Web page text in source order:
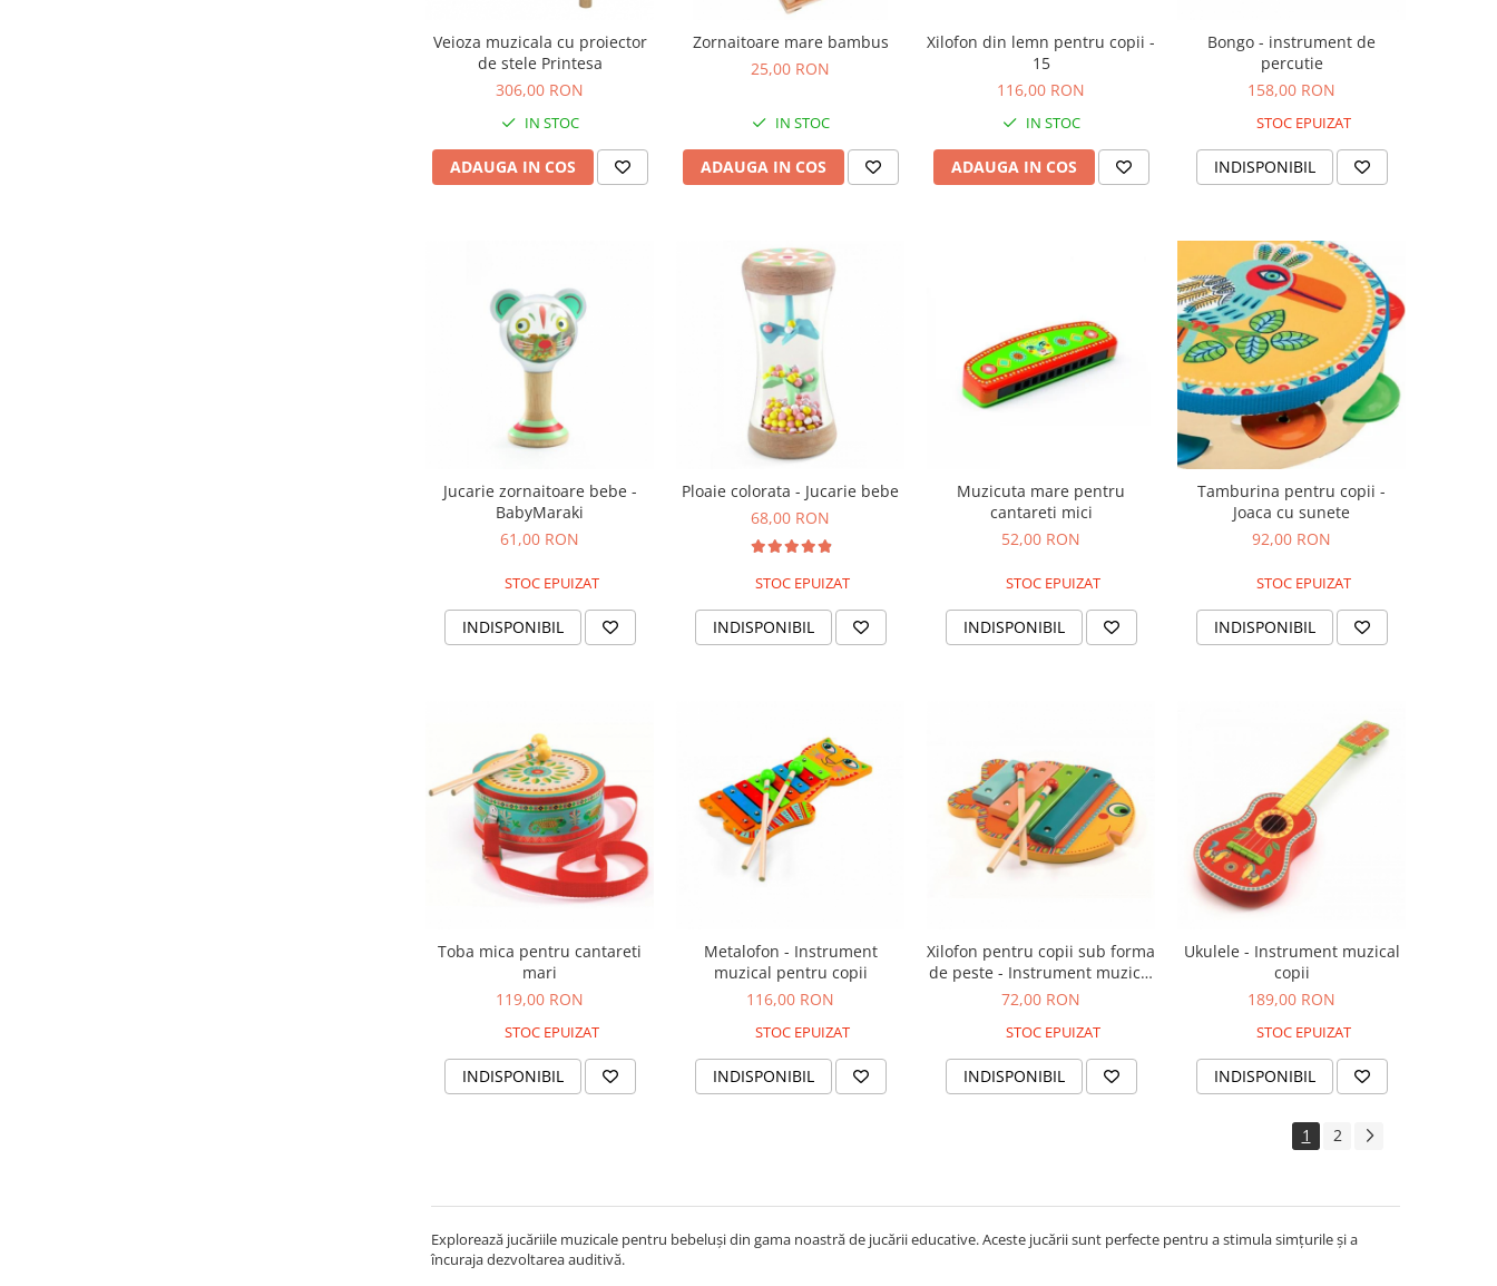
Veioza muzicala cu proiector
de stele Printesa
306,00 RON
IN STOC
ADAUGA IN COS
Zornaitoare mare bambus
25,00 RON
IN STOC
ADAUGA IN COS
Xilofon din lemn pentru copii -
15
116,00 RON
IN STOC
ADAUGA IN COS
Bongo - instrument de
percutie
158,00 RON
STOC EPUIZAT
INDISPONIBIL
Jucarie zornaitoare bebe -
BabyMaraki
61,00 RON
STOC EPUIZAT
INDISPONIBIL
Ploaie colorata - Jucarie bebe
68,00 RON
STOC EPUIZAT
INDISPONIBIL
Muzicuta mare pentru
cantareti mici
52,00 RON
STOC EPUIZAT
INDISPONIBIL
Tamburina pentru copii -
Joaca cu sunete
92,00 RON
STOC EPUIZAT
INDISPONIBIL
Toba mica pentru cantareti
mari
119,00 RON
STOC EPUIZAT
INDISPONIBIL
Metalofon - Instrument
muzical pentru copii
116,00 RON
STOC EPUIZAT
INDISPONIBIL
Xilofon pentru copii sub forma
de peste - Instrument muzical
copii
72,00 RON
STOC EPUIZAT
INDISPONIBIL
Ukulele - Instrument muzical
copii
189,00 RON
STOC EPUIZAT
INDISPONIBIL
1 2
Explorează jucăriile muzicale pentru bebeluși din gama noastră de jucării educative. Aceste jucării sunt perfecte pentru a stimula simțurile și a
încuraja dezvoltarea auditivă.